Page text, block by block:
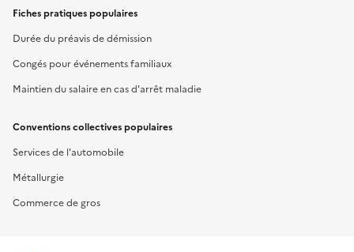
Fiches pratiques populaires
Durée du préavis de démission
Congés pour événements familiaux
Maintien du salaire en cas d'arrêt maladie
Conventions collectives populaires
Services de l'automobile
Métallurgie
Commerce de gros